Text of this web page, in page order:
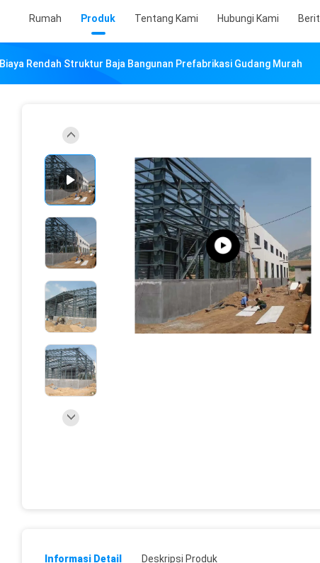
Rumah Produk Tentang Kami Hubungi Kami
Biaya Rendah Struktur Baja Bangunan Prefabrikasi Gudang Murah
Informasi Detail Deskripsi Produk